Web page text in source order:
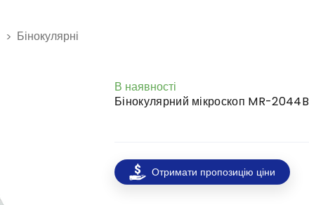
Бінокулярні
В наявності
Бінокулярний мікроскоп MR-2044B
Отримати пропозицію ціни